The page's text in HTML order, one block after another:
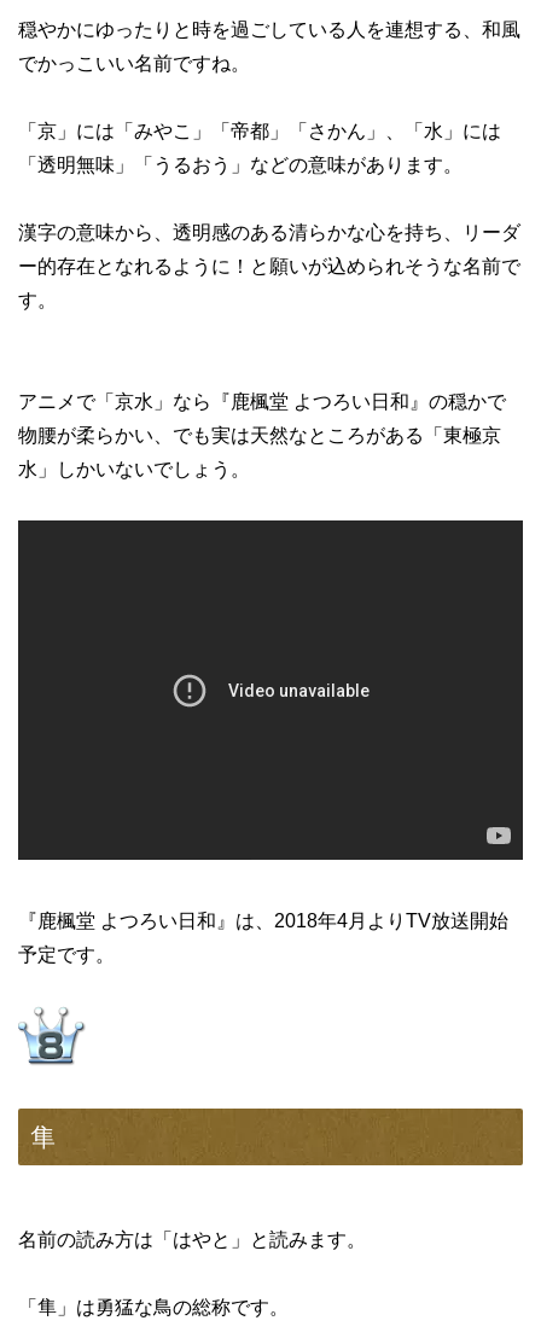
穏やかにゆったりと時を過ごしている人を連想する、和風
でかっこいい名前ですね。
「京」には「みやこ」「帝都」「さかん」、「水」には
「透明無味」「うるおう」などの意味があります。
漢字の意味から、透明感のある清らかな心を持ち、リーダ
ー的存在となれるように！と願いが込められそうな名前で
す。
アニメで「京水」なら『鹿楓堂 よつろい日和』の穏かで
物腰が柔らかい、でも実は天然なところがある「東極京
水」しかいないでしょう。
『鹿楓堂 よつろい日和』は、2018年4月よりTV放送開始
予定です。
隼
名前の読み方は「はやと」と読みます。
「隼」は勇猛な鳥の総称です。